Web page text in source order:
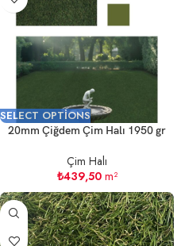
SELECT OPTIONS
20mm Çiğdem Çim Halı 1950 gr
Çim Halı
₺439,50m²